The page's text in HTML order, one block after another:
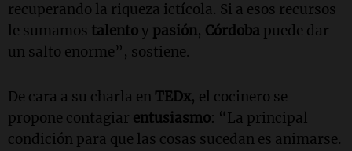
recuperando la riqueza ictícola. Si a esos recursos
le sumamos talentoy pasión, Córdoba puede dar
un salto enorme”, sostiene.
De cara a su charla en TEDx, el cocinero se
propone contagiar entusiasmo: “La principal
condición para que las cosas sucedan es animarse.